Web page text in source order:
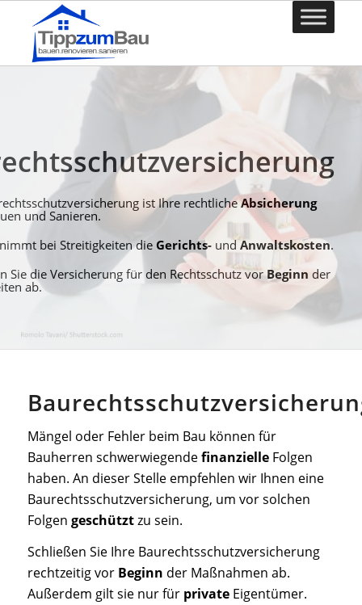
ist Ihre rechtlicheAbsicherung
und Sanieren.
bei Streitigkeiten die Gerichts- undAnwaltskosten.
Sie die Versicherung für den Rechtsschutz vorBeginn der
ab.
Mängel oder Fehler beim Bau können für
Bauherren schwerwiegendefinanzielleFolgen
haben. An dieser Stelle empfehlen wir Ihnen eine
Baurechtsschutzversicherung, um vor solchen
Folgen geschütztzu sein.
Schließen Sie Ihre Baurechtsschutzversicherung
rechtzeitig vor Beginn der Maßnahmen ab.
Außerdem gilt sie nur für privateEigentümer.